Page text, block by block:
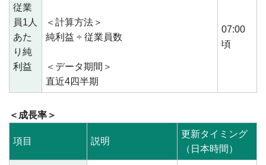
従業
員1人
あた
り純
利益
＜計算方法＞
純利益 ÷ 従業員数
＜データ期間＞
直近4四半期
07:00
頃
＜成長率＞
項目 説明
更新タイミング
（日本時間）